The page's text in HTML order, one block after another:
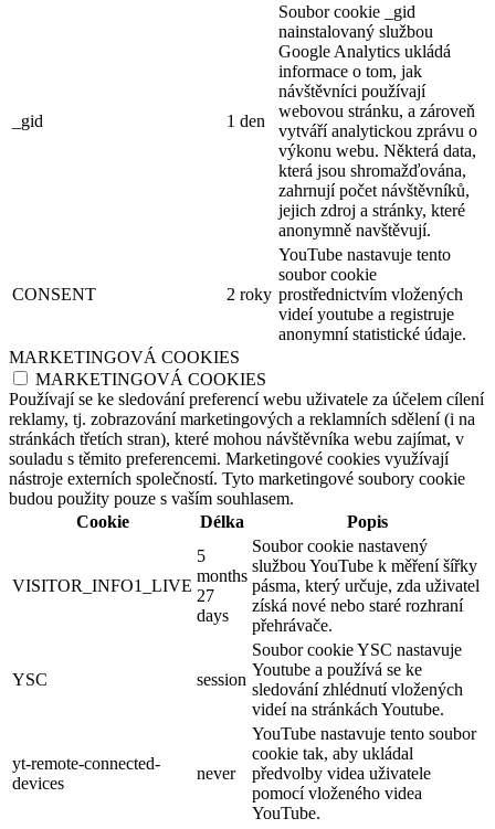
_gid 1 den
Soubor cookie _gid
nainstalovaný službou
Google Analytics ukládá
informace o tom, jak
návštěvníci používají
webovou stránku, a zároveň
vytváří analytickou zprávu o
výkonu webu. Některá data,
která jsou shromažďována,
zahrnují počet návštěvníků,
jejich zdroj a stránky, které
anonymně navštěvují.
CONSENT 2 roky
YouTube nastavuje tento
soubor cookie
prostřednictvím vložených
videí youtube a registruje
anonymní statistické údaje.
MARKETINGOVÁ COOKIES
MARKETINGOVÁ COOKIES
Používají se ke sledování preferencí webu uživatele za účelem cílení
reklamy, tj. zobrazování marketingových a reklamních sdělení (i na
stránkách třetích stran), které mohou návštěvníka webu zajímat, v
souladu s těmito preferencemi. Marketingové cookies využívají
nástroje externích společností. Tyto marketingové soubory cookie
budou použity pouze s vaším souhlasem.
Cookie
Délka Popis
VISITOR_INFO1_LIVE
5
months
27
days
Soubor cookie nastavený
službou YouTube k měření šířky
pásma, který určuje, zda uživatel
získá nové nebo staré rozhraní
přehrávače.
YSC session
Soubor cookie YSC nastavuje
Youtube a používá se ke
sledování zhlédnutí vložených
videí na stránkách Youtube.
yt-remote-connected-
devices
never
YouTube nastavuje tento soubor
cookie tak, aby ukládal
předvolby videa uživatele
pomocí vloženého videa
YouTube.